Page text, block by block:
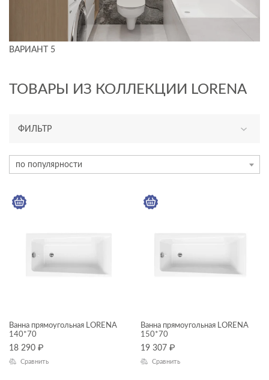
ВАРИАНТ 5
ТОВАРЫ ИЗ КОЛЛЕКЦИИ LORENA
ФИЛЬТР
акриловые ванны
ТИП ПРОДУКТА
ГАБАРИТЫ
Ширина, см
по популярности
Ванна прямоугольная LORENA
140*70
18 290 ₽
Сравнить
Ванна прямоугольная LORENA
150*70
19 307 ₽
Сравнить